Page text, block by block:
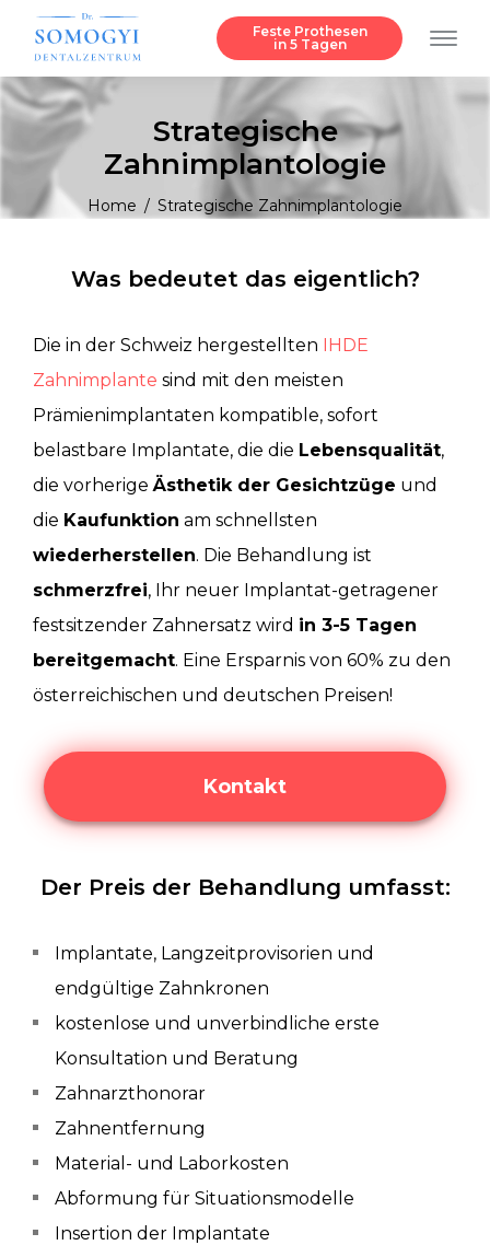
Feste Prothesen
in 5 Tagen
Strategische
Zahnimplantologie
Home / Strategische Zahnimplantologie
Was bedeutet das eigentlich?
Die in der Schweiz hergestellten IHDE
Zahnimplante sind mit den meisten
Prämienimplantaten kompatible, sofort
belastbare Implantate, die die Lebensqualität,
die vorherigeÄsthetik der Gesichtzüge und
die Kaufunktion am schnellsten
wiederherstellen. Die Behandlung ist
schmerzfrei, Ihr neuer Implantat-getragener
festsitzender Zahnersatz wird in 3-5 Tagen
bereitgemacht. Eine Ersparnis von 60% zu den
österreichischen und deutschen Preisen!
Kontakt
Der Preis der Behandlung umfasst:
Implantate, Langzeitprovisorien und
endgültige Zahnkronen
kostenlose und unverbindliche erste
Konsultation und Beratung
Zahnarzthonorar
Zahnentfernung
Material- und Laborkosten
Abformung für Situationsmodelle
Insertion der Implantate